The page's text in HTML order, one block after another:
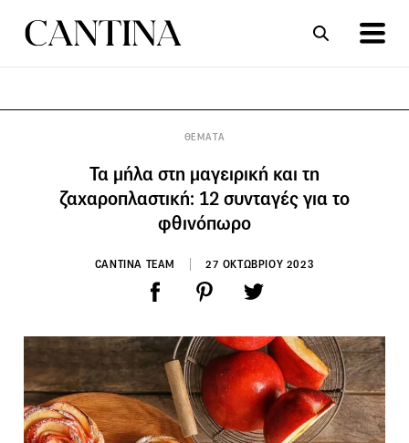
ΘΕΜΑΤΑ
Τα μήλα στη μαγειρική και τη
ζαχαροπλαστική: 12 συνταγές για το
φθινόπωρο
CANTINA TEAM 27 ΟΚΤΩΒΡΙΟΥ 2023